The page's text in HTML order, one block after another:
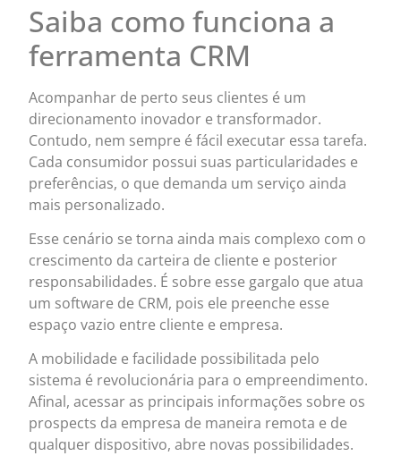
Saiba como funciona a
ferramenta CRM
Acompanhar de perto seus clientes é um
direcionamento inovador e transformador.
Contudo, nem sempre é fácil executar essa tarefa.
Cada consumidor possui suas particularidades e
preferências, o que demanda um serviço ainda
mais personalizado.
Esse cenário se torna ainda mais complexo com o
crescimento da carteira de cliente e posterior
responsabilidades. É sobre esse gargalo que atua
um software de CRM, pois ele preenche esse
espaço vazio entre cliente e empresa.
A mobilidade e facilidade possibilitada pelo
sistema é revolucionária para o empreendimento.
Afinal, acessar as principais informações sobre os
prospects da empresa de maneira remota e de
qualquer dispositivo, abre novas possibilidades.